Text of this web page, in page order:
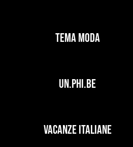
TEMA MODA
UN.PHI.BE
VACANZE ITALIANE